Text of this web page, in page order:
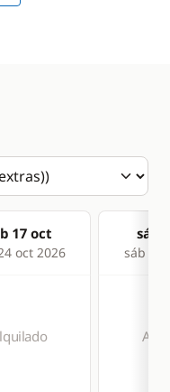
17 oct
oct 2026
sáb
sáb 31